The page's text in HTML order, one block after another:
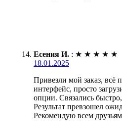
Есения И. : ★ ★ ★ ★ ★
18.01.2025
Привезли мой заказ, всё
интерфейс, просто
опции. Связались
Результат превзошел
Рекомендую всем